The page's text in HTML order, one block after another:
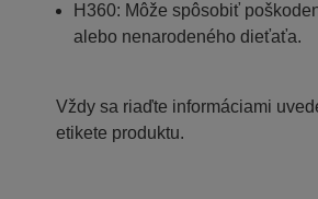
H360: Môže spôsobiť
alebo nenarodeného dieťaťa.
Vždy sa riaďte informáciami
etikete produktu.